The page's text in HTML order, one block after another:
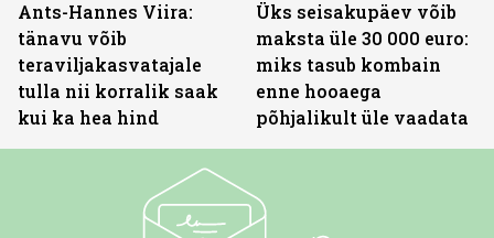
Ants-Hannes Viira:
tänavu võib
teraviljakasvatajale
tulla nii korralik saak
kui ka hea hind
Üks seisakupäev võib
maksta üle 30 000 euro:
miks tasub kombain
enne hooaega
põhjalikult üle vaadata